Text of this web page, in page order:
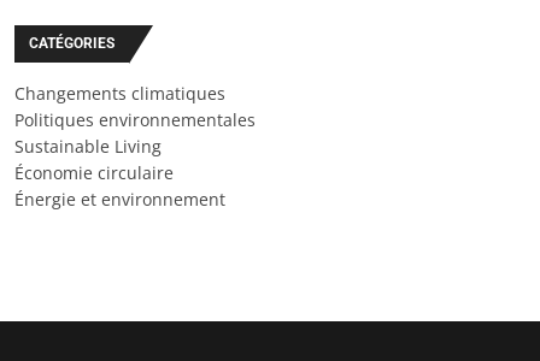
CATÉGORIES
Changements climatiques
Politiques environnementales
Sustainable Living
Économie circulaire
Énergie et environnement